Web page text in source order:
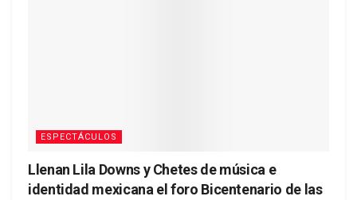
ESPECTÁCULOS
Llenan Lila Downs y Chetes de música e
identidad mexicana el foro Bicentenario de las